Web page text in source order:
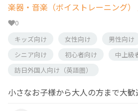
楽器・音楽（ボイストレーニング）
0
キッズ向け
女性向け 男性向け
シニア向け
初心者向け
中上級
訪日外国人向け（英語圏）
小さなお子様から大人の方まで大歓